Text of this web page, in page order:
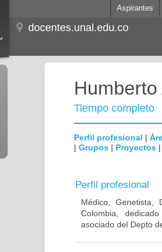
Aspirantes
docentes.unal.edu.co
Tiempo completo
Perfil profesional |
| Grupos | Proyectos
Perfil profesional
Médico, Genetista,
Colombia,
asociado del Depto